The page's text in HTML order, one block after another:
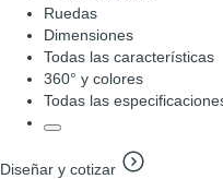
Ruedas
Dimensiones
Todas las características
360° y colores
Todas las
Diseñar y cotizar